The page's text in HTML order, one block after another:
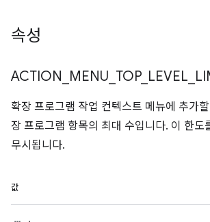
속성
ACTION MENU TOP_ LEVEL
확장 프로그램 작업 컨텍스트 메뉴에 추가
장 프로그램 항목의 최대 수입니다. 이 한도
무시됩니다.
값